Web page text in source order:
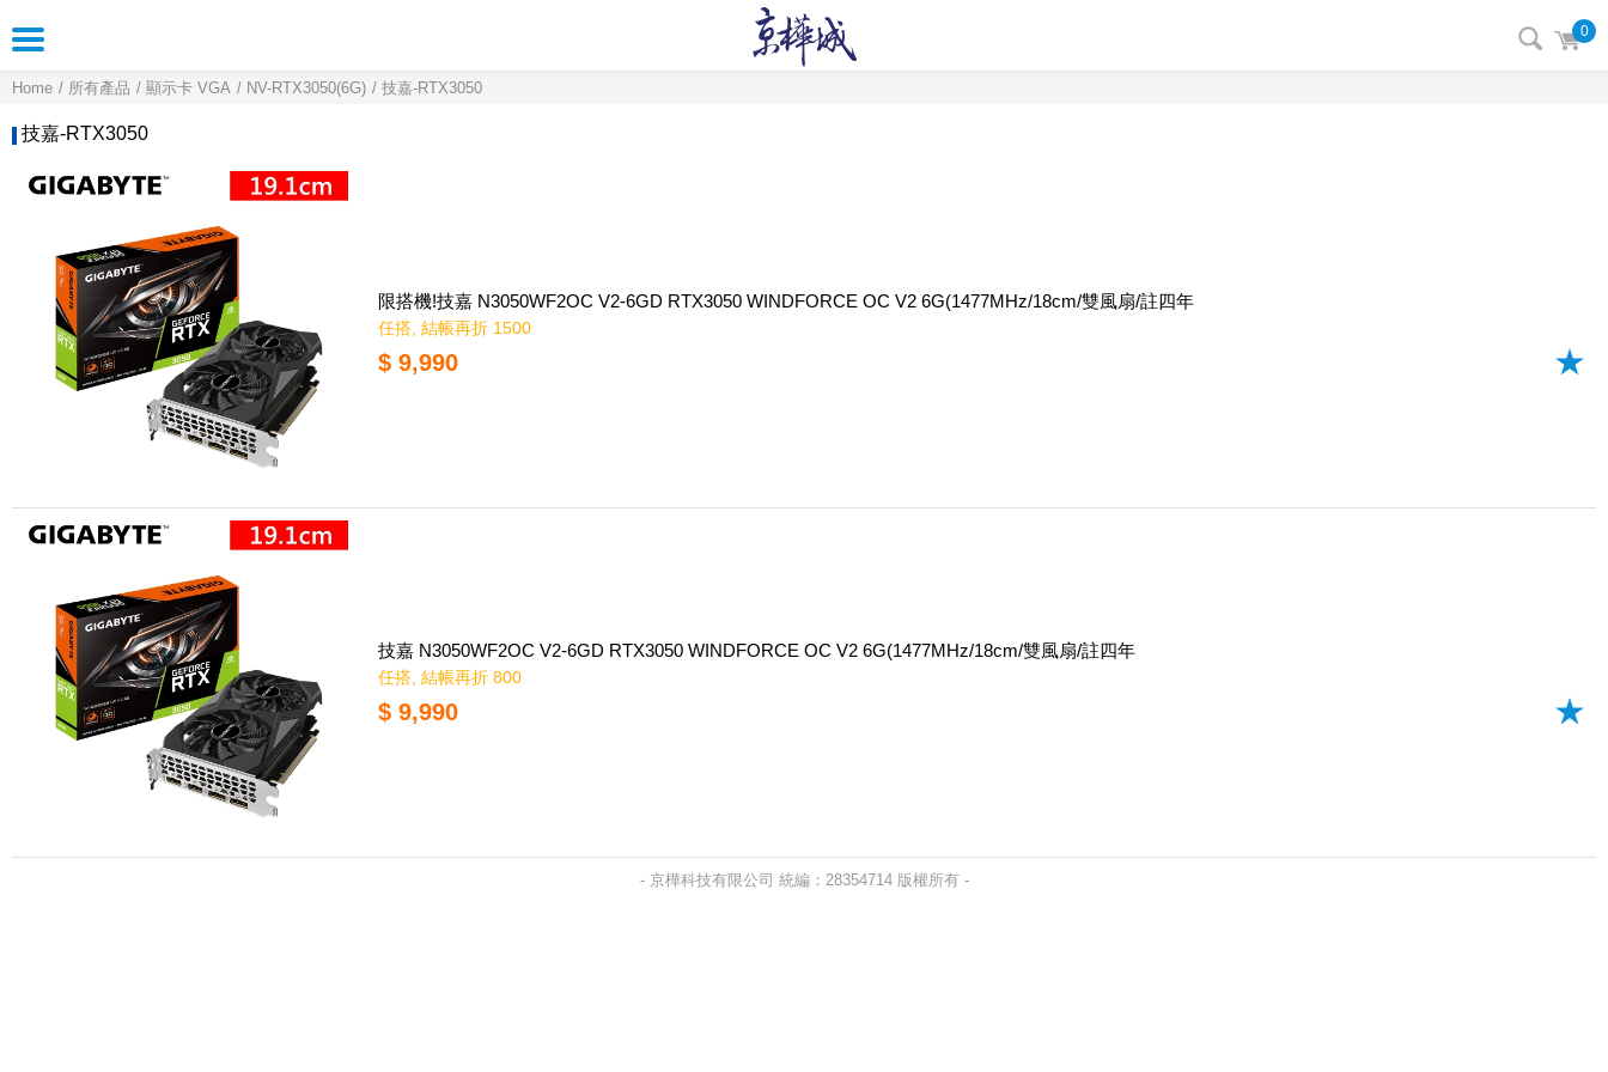
0
Home 所有產品 顯示卡 VGA NV-RTX3050(6G) 技嘉-RTX3050
技嘉-RTX3050
限搭機!技嘉 N3050WF2OC V2-6GD RTX3050 WINDFORCE OC V2 6G(1477MHz/18cm/雙風扇/註四年
任搭, 結帳再折 1500
$ 9,990
技嘉 N3050WF2OC V2-6GD RTX3050 WINDFORCE OC V2 6G(1477MHz/18cm/雙風扇/註四年
任搭, 結帳再折 800
$ 9,990
- 京樺科技有限公司 統編：28354714 版權所有 -